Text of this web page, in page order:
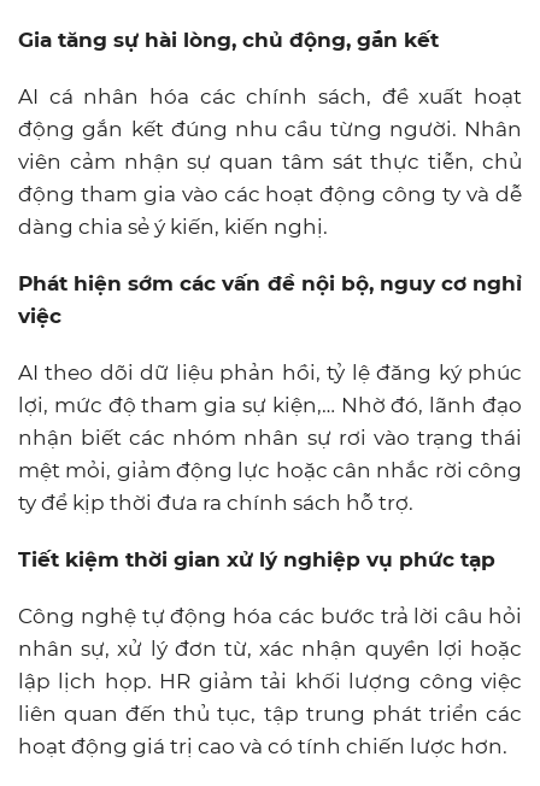
Gia tăng sự hài lòng, chủ động, gắn kết
AI cá nhân hóa các chính sách, đề xuất hoạt
động gắn kết đúng nhu cầu từng người. Nhân
viên cảm nhận sự quan tâm sát thực tiễn, chủ
động tham gia vào các hoạt động công ty và dễ
dàng chia sẻ ý kiến, kiến nghị.
Phát hiện sớm các vấn đề nội bộ, nguy cơ nghỉ
việc
AI theo dõi dữ liệu phản hồi, tỷ lệ đăng ký phúc
lợi, mức độ tham gia sự kiện,… Nhờ đó, lãnh đạo
nhận biết các nhóm nhân sự rơi vào trạng thái
mệt mỏi, giảm động lực hoặc cân nhắc rời công
ty để kịp thời đưa ra chính sách hỗ trợ.
Tiết kiệm thời gian xử lý nghiệp vụ phức tạp
Công nghệ tự động hóa các bước trả lời câu hỏi
nhân sự, xử lý đơn từ, xác nhận quyền lợi hoặc
lập lịch họp. HR giảm tải khối lượng công việc
liên quan đến thủ tục, tập trung phát triển các
hoạt động giá trị cao và có tính chiến lược hơn.